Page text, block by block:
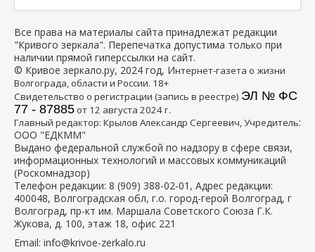
Все права на материалы сайта принадлежат редакции
"Кривого зеркала". Перепечатка допустима только при
наличии прямой гиперссылки на сайт.
© Кривое зеркало.ру, 2024 год, Интернет-газета о жизни
Волгограда, области и России. 18+
Свидетельство о регистрации (запись в реестре) ЭЛ № ФС
77 - 87885от 12 августа 2024 г.
Главный редактор: Крылов Александр Сергеевич, Учредитель:
ООО "ЕДКММ"
Выдано федеральной службой по надзору в сфере связи,
информационных технологий и массовых коммуникаций
(Роскомнадзор)
Телефон редакции: 8 (909) 388-02-01 , Адрес редакции:
400048, Волгоградская обл, г.о. город-герой Волгоград, г
Волгоград, пр-кт им. Маршала Советского Союза Г.К.
Жукова, д. 100, этаж 18, офис 221
Email: info@krivoe-zerkalo.ru